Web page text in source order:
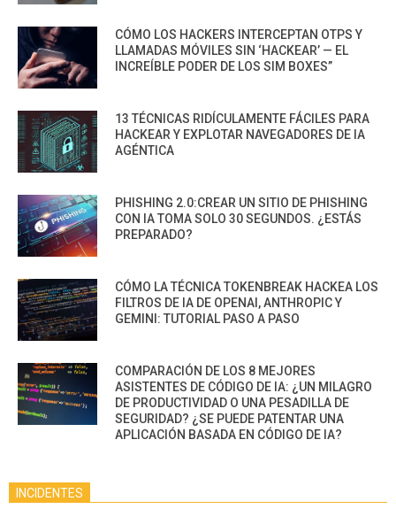
CÓMO LOS HACKERS INTERCEPTAN OTPS Y
LLAMADAS MÓVILES SIN ‘HACKEAR’ — EL
INCREÍBLE PODER DE LOS SIM BOXES”
13 TÉCNICAS RIDÍCULAMENTE FÁCILES PARA
HACKEAR Y EXPLOTAR NAVEGADORES DE IA
AGÉNTICA
PHISHING 2.0:CREAR UN SITIO DE PHISHING
CON IA TOMA SOLO 30 SEGUNDOS. ¿ESTÁS
PREPARADO?
CÓMO LA TÉCNICA TOKENBREAK HACKEA LOS
FILTROS DE IA DE OPENAI, ANTHROPIC Y
GEMINI: TUTORIAL PASO A PASO
COMPARACIÓN DE LOS 8 MEJORES
ASISTENTES DE CÓDIGO DE IA: ¿UN MILAGRO
DE PRODUCTIVIDAD O UNA PESADILLA DE
SEGURIDAD? ¿SE PUEDE PATENTAR UNA
APLICACIÓN BASADA EN CÓDIGO DE IA?
INCIDENTES